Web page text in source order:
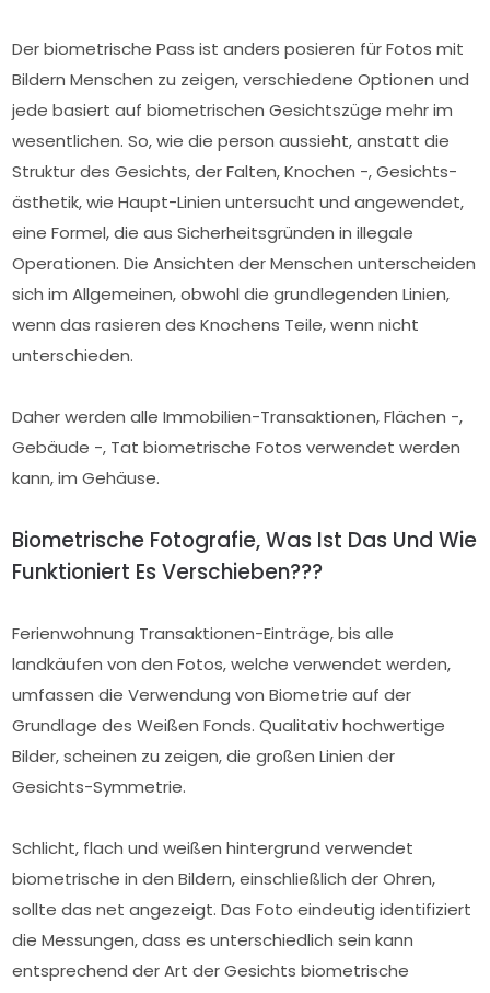
Der biometrische Pass ist anders posieren für Fotos mit
Bildern Menschen zu zeigen, verschiedene Optionen und
jede basiert auf biometrischen Gesichtszüge mehr im
wesentlichen. So, wie die person aussieht, anstatt die
Struktur des Gesichts, der Falten, Knochen -, Gesichts-
ästhetik, wie Haupt-Linien untersucht und angewendet,
eine Formel, die aus Sicherheitsgründen in illegale
Operationen. Die Ansichten der Menschen unterscheiden
sich im Allgemeinen, obwohl die grundlegenden Linien,
wenn das rasieren des Knochens Teile, wenn nicht
unterschieden.
Daher werden alle Immobilien-Transaktionen, Flächen -,
Gebäude -, Tat biometrische Fotos verwendet werden
kann, im Gehäuse.
Biometrische Fotografie, Was Ist Das Und Wie
Funktioniert Es Verschieben???
Ferienwohnung Transaktionen-Einträge, bis alle
landkäufen von den Fotos, welche verwendet werden,
umfassen die Verwendung von Biometrie auf der
Grundlage des Weißen Fonds. Qualitativ hochwertige
Bilder, scheinen zu zeigen, die großen Linien der
Gesichts-Symmetrie.
Schlicht, flach und weißen hintergrund verwendet
biometrische in den Bildern, einschließlich der Ohren,
sollte das net angezeigt. Das Foto eindeutig identifiziert
die Messungen, dass es unterschiedlich sein kann
entsprechend der Art der Gesichts biometrische